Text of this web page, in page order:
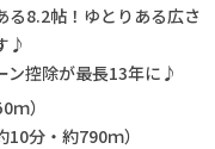
8.2帖！ゆとりある広さ
♪
ン控除が最長13年に♪
）
分・約790ｍ）